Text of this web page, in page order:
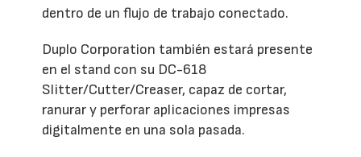
dentro de un flujo de trabajo conectado.
Duplo Corporation también estará presente
en el stand con su DC-618
Slitter/Cutter/Creaser, capaz de cortar,
ranurar y perforar aplicaciones impresas
digitalmente en una sola pasada.